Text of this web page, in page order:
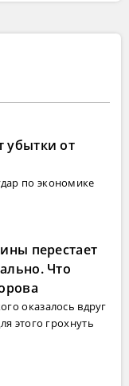
убытки от
по экономике
перестает
Что
оказалось вдруг
этого грохнуть